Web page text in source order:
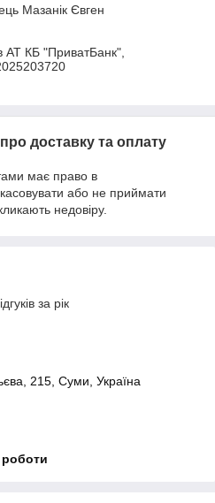
Мазанік Євген
АТ КБ "ПриватБанк",
доставку та оплату
має право в
або не приймати
недовіру.
за рік
215, Суми, Україна
роботи